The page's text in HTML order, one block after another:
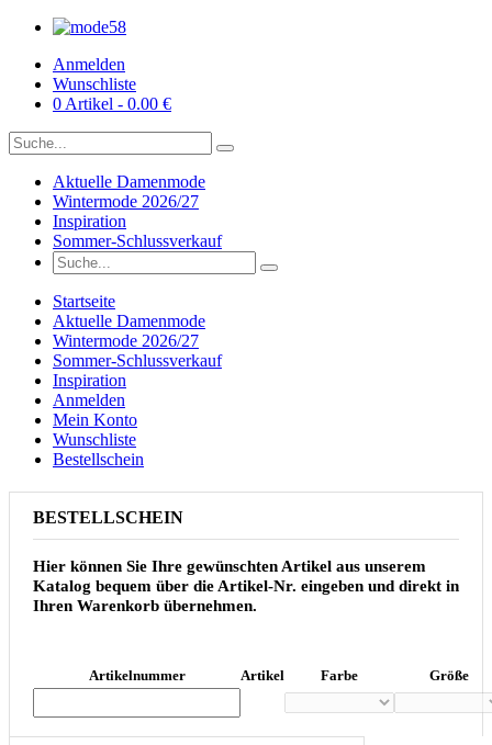
Anmelden
Wunschliste
0 Artikel - 0.00 €
Aktuelle Damenmode
Wintermode 2026/27
Inspiration
Sommer-Schlussverkauf
Startseite
Aktuelle Damenmode
Wintermode 2026/27
Sommer-Schlussverkauf
Inspiration
Anmelden
Mein Konto
Wunschliste
Bestellschein
BESTELLSCHEIN
Hier können Sie Ihre gewünschten Artikel aus unserem
Katalog bequem über die Artikel-Nr. eingeben und direkt in
Ihren Warenkorb übernehmen.
Artikelnummer Artikel Farbe Größe